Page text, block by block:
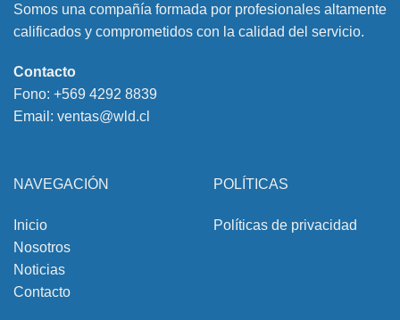
Somos una compañía formada por profesionales altamente
calificados y comprometidos con la calidad del servicio.
Contacto
Fono: +569 4292 8839
Email: ventas@wld.cl
NAVEGACIÓN
Inicio
Nosotros
Noticias
Contacto
POLÍTICAS
Políticas de privacidad